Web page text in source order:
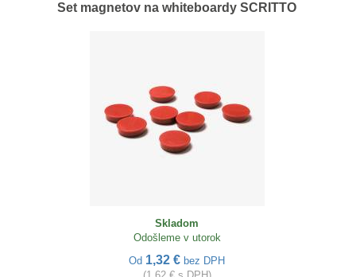
Set magnetov na whiteboardy SCRITTO
Skladom
Odošleme v utorok
Od 1,32 € bez DPH